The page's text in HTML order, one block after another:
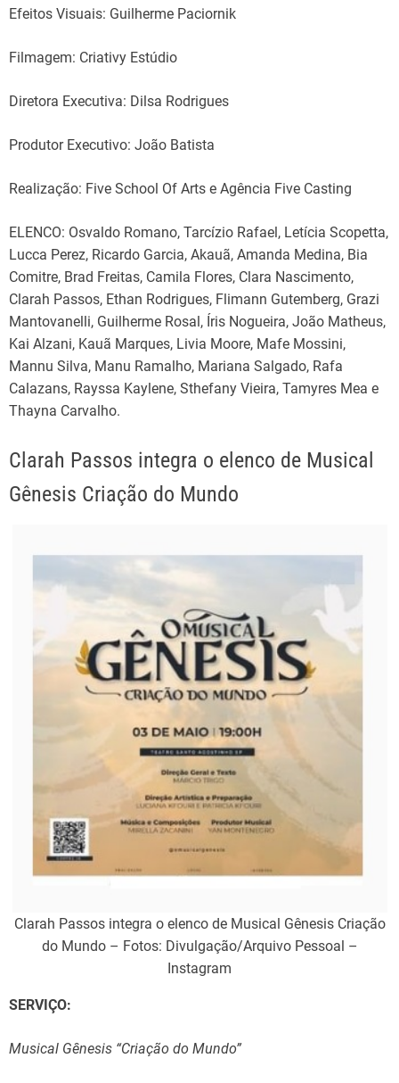
Efeitos Visuais: Guilherme Paciornik
Filmagem: Criativy Estúdio
Diretora Executiva: Dilsa Rodrigues
Produtor Executivo: João Batista
Realização: Five School Of Arts e Agência Five Casting
ELENCO: Osvaldo Romano, Tarcízio Rafael, Letícia Scopetta,
Lucca Perez, Ricardo Garcia, Akauã, Amanda Medina, Bia
Comitre, Brad Freitas, Camila Flores, Clara Nascimento,
Clarah Passos, Ethan Rodrigues, Flimann Gutemberg, Grazi
Mantovanelli, Guilherme Rosal, Íris Nogueira, João Matheus,
Kai Alzani, Kauã Marques, Livia Moore, Mafe Mossini,
Mannu Silva, Manu Ramalho, Mariana Salgado, Rafa
Calazans, Rayssa Kaylene, Sthefany Vieira, Tamyres Mea e
Thayna Carvalho.
Clarah Passos integra o elenco de Musical
Gênesis Criação do Mundo
Clarah Passos integra o elenco de Musical Gênesis Criação
do Mundo – Fotos: Divulgação/Arquivo Pessoal –
Instagram
SERVIÇO:
Musical Gênesis “Criação do Mundo”